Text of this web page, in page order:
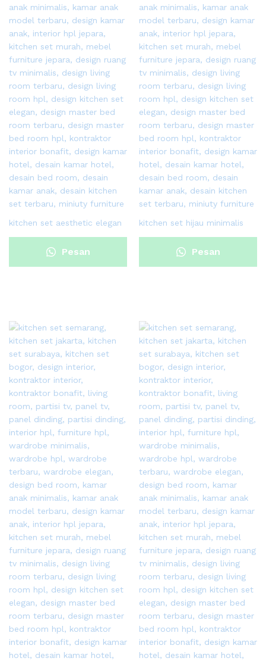
kitchen set aesthetic elegan
Pesan
kitchen set hijau minimalis
Pesan